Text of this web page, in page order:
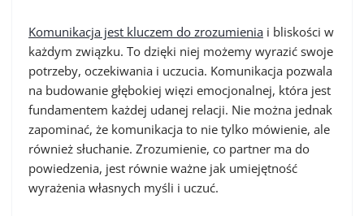
Komunikacja jest kluczem do zrozumienia i bliskości w
każdym związku. To dzięki niej możemy wyrazić swoje
potrzeby, oczekiwania i uczucia. Komunikacja pozwala
na budowanie głębokiej więzi emocjonalnej, która jest
fundamentem każdej udanej relacji. Nie można jednak
zapominać, że komunikacja to nie tylko mówienie, ale
również słuchanie. Zrozumienie, co partner ma do
powiedzenia, jest równie ważne jak umiejętność
wyrażenia własnych myśli i uczuć.